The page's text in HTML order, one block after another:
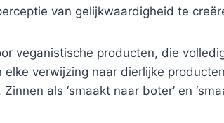
van gelijkwaardigheid te
veganistische producten, die
verwijzing naar dierlijke
als ‘smaakt naar boter’ en